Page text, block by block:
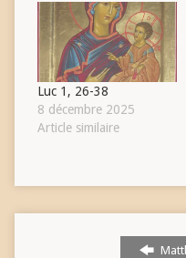
Luc 1, 26-38
8 décembre 2025
Article similaire